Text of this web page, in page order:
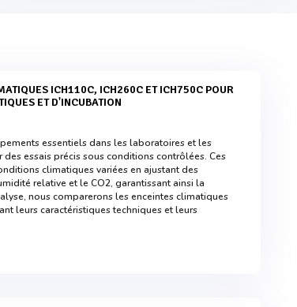
ET D'INCUBATION
essentiels dans les laboratoires et les
essais précis sous conditions contrôlées. Ces
climatiques variées en ajustant des
relative et le CO2, garantissant ainsi la
nous comparerons les enceintes climatiques
leurs caractéristiques techniques et leurs